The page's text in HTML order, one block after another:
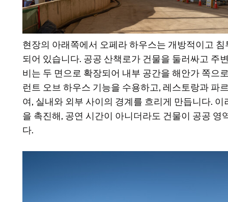
현장의 아래쪽에서 오페라 하우스는 개방적이고
되어 있습니다. 공공 산책로가 건물을 둘러싸고 주
비는 두 면으로 확장되어 내부 공간을 해안가 쪽으
런트 오브 하우스 기능을 수용하고, 레스토랑과 파
여, 실내와 외부 사이의 경계를 흐리게 만듭니다.
을 촉진해, 공연 시간이 아니더라도 건물이 공공 영
다.